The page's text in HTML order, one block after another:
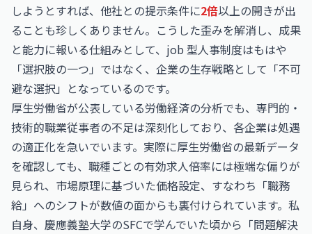
しようとすれば、他社との提示条件に2倍以上の開きが出
ることも珍しくありません。こうした歪みを解消し、成果
と能力に報いる仕組みとして、job 型人事制度はもはや
「選択肢の一つ」ではなく、企業の生存戦略として「不可
避な選択」となっているのです。
厚生労働省が公表している労働経済の分析でも、専門的・
技術的職業従事者の不足は深刻化しており、各企業は処遇
の適正化を急いでいます。実際に厚生労働省の最新データ
を確認しても、職種ごとの有効求人倍率には極端な偏りが
見られ、市場原理に基づいた価格設定、すなわち「職務
給」へのシフトが数値の面からも裏付けられています。私
自身、慶應義塾大学のSFCで学んでいた頃から「問題解決